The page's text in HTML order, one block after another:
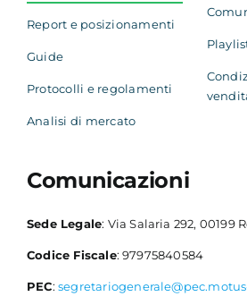
Report e posizionamenti
Guide
Protocolli e regolamenti
Analisi di mercato
Comunicazioni
Sede Legale: Via Salaria 292, 00199
Codice Fiscale: 97975840584
PEC: